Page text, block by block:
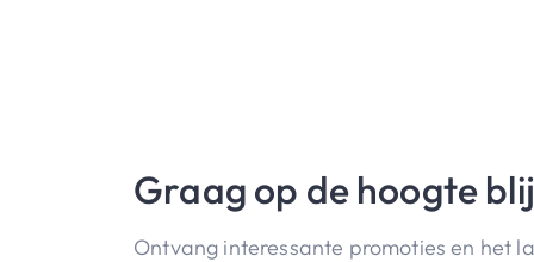
Graag op de hoogte
Ontvang interessante promoties en het